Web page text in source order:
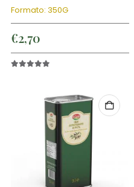
Formato: 350G
€2,70